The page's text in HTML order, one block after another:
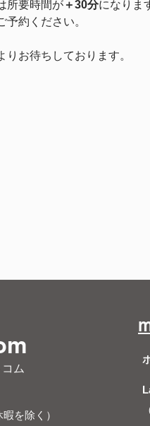
所要時間が＋30分になりま
約ください。
お待ちしております。
ム
を除く）